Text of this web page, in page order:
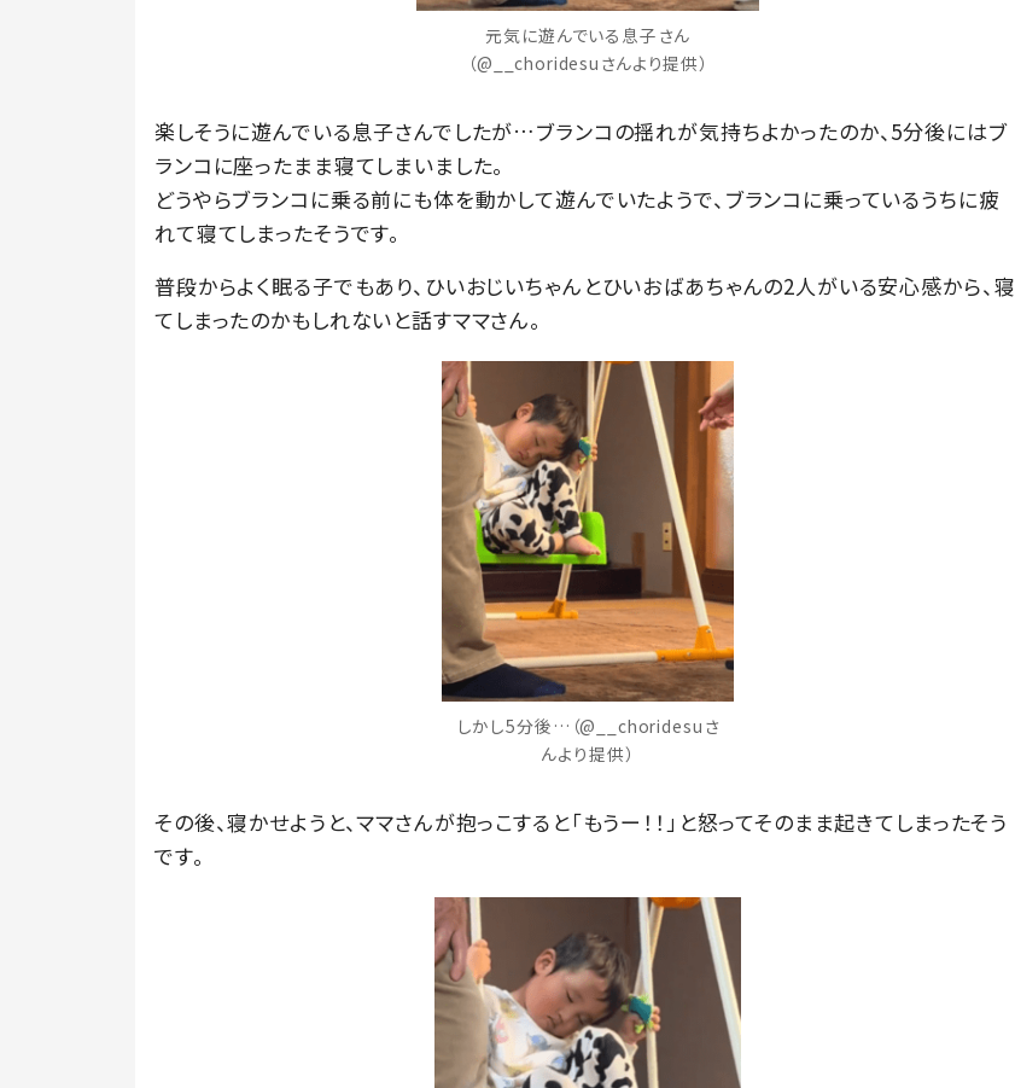
元気に遊んでいる息子さん
（@__choridesuさんより提供）
楽しそうに遊んでいる息子さんでしたが…ブランコの揺れが気持ちよかったのか、5分後にはブ
ランコに座ったまま寝てしまいました。
どうやらブランコに乗る前にも体を動かして遊んでいたようで、ブランコに乗っているうちに疲
れて寝てしまったそうです。
普段からよく眠る子でもあり、ひいおじいちゃんとひいおばあちゃんの2人がいる安心感から、寝
てしまったのかもしれないと話すママさん。
しかし5分後…（@__choridesuさ
んより提供）
その後、寝かせようと、ママさんが抱っこすると「もうー！！」と怒ってそのまま起きてしまったそう
です。